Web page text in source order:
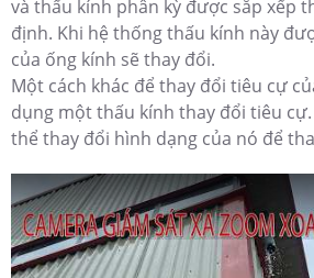
và thấu kính phân kỳ được sắp xếp
định. Khi hệ thống thấu kính này
của ống kính sẽ thay đổi.
Một cách khác để thay đổi tiêu cự
dụng một thấu kính thay đổi tiêu
thể thay đổi hình dạng của nó để